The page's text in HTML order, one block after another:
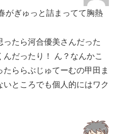
がぎゅっと詰まってて胸熱
たら河合優美さんだった
だったり！ ん？なんかこ
ららぶじゅてーむの甲田ま
ところでも個人的にはワク